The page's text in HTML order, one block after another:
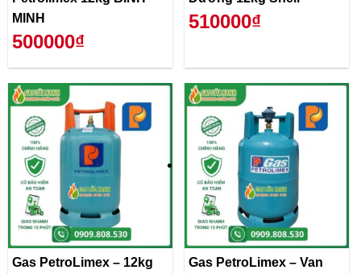
MINH
500000₫
510000₫
Gas PetroLimex – 12kg
Gas PetroLimex – Van